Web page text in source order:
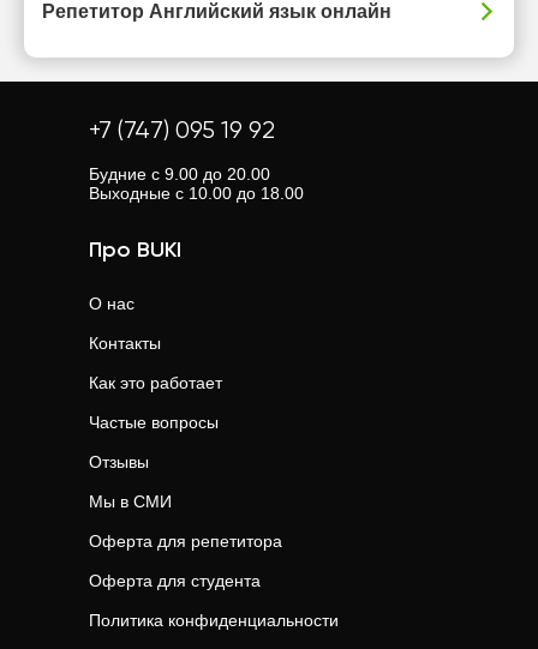
Репетитор Английский язык онлайн
+7 (747) 095 19 92
Будние с 9.00 до 20.00
Выходные с 10.00 до 18.00
Про BUKI
О нас
Контакты
Как это работает
Частые вопросы
Отзывы
Мы в СМИ
Оферта для репетитора
Оферта для студента
Политика конфиденциальности